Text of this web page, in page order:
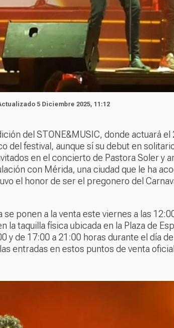
5 Diciembre 2025, 11:12
del STONE&MUSIC, donde actuará el
del festival, aunque sí su debut en
en el concierto de Pastora Soler y
con Mérida, una ciudad que le ha
el honor de ser el pregonero del
ponen a la venta este viernes a las
la taquilla física ubicada en la Plaza de
de 17:00 a 21:00 horas durante el día de
entradas en estos puntos de venta